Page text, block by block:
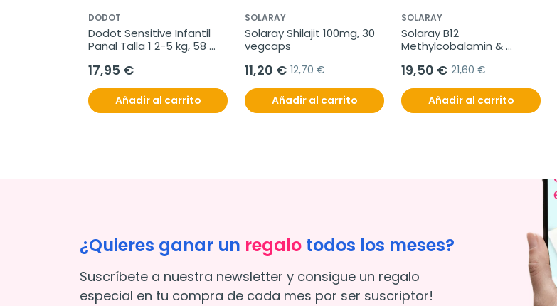
DODOT
Dodot Sensitive Infantil
Pañal Talla 1 2-5 kg, 58
17,95 €
Añadir al carrito
SOLARAY
Solaray Shilajit 100mg, 30
vegcaps
11,20 € 12,70 €
Añadir al carrito
SOLARAY
Solaray B12
Methylcobalamin &
2000mg
19,50 € 21,60 €
Añadir al carrito
¿Quieres ganar un regalo todos los meses?
Suscríbete a nuestra newsletter y consigue un regalo
especial en tu compra de cada mes por ser suscriptor!